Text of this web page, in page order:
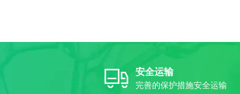
安全运输
完善的保护措施安全运输